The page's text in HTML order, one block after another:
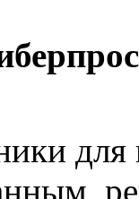
для